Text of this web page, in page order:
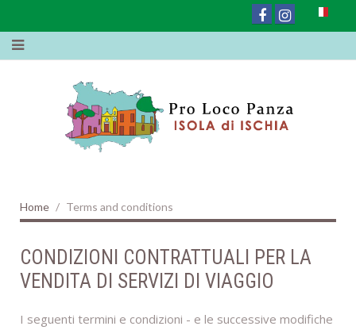
Home Terms and conditions
CONDIZIONI CONTRATTUALI PER LA
VENDITA DI SERVIZI DI VIAGGIO
I seguenti termini e condizioni - e le successive modifiche